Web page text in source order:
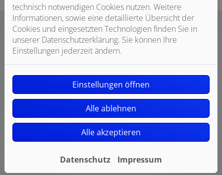
Ihre Vorteile einer Wärmepumpe
Niedrige Heiz- und Stromkosten
Wartung weniger aufwendig als bei anderen
technisch notwendigen Cookies nutzen. Weitere
Informationen, sowie eine detaillierte Übersicht der
Cookies und eingesetzten Technologien finden Sie in
unserer Datenschutzerklärung. Sie können Ihre
Einstellungen jederzeit ändern.
Einstellungen öffnen
Alle ablehnen
Alle akzeptieren
Datenschutz Impressum